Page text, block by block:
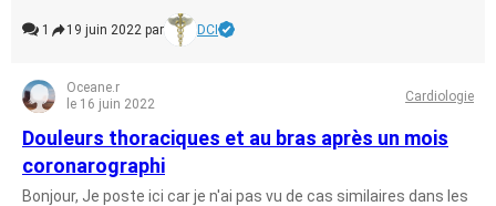
1 19 juin 2022 par DCI
Oceane.r
le 16 juin 2022
Cardiologie
Douleurs thoraciques et au bras après un mois
coronarographi
Bonjour, Je poste ici car je n'ai pas vu de cas similaires dans les